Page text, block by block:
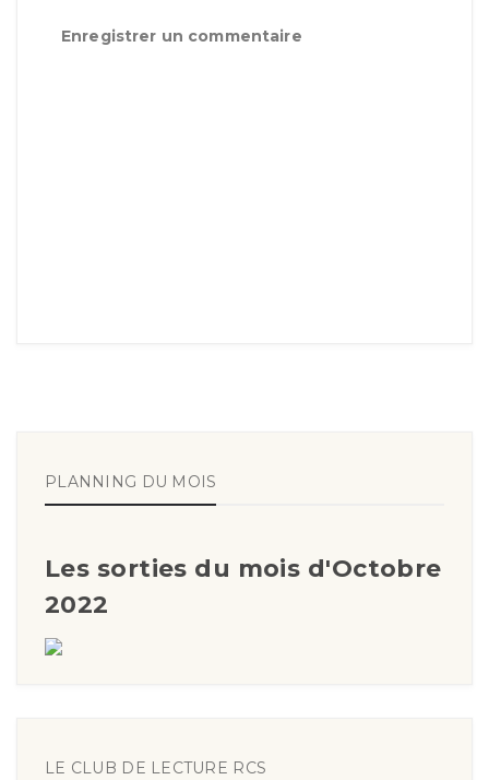
Enregistrer un commentaire
PLANNING DU MOIS
Les sorties du mois d'Octobre
2022
LE CLUB DE LECTURE RCS